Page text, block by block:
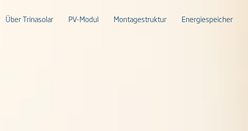
Über Trinasolar PV-Modul Montagestruktur Energiespeicher